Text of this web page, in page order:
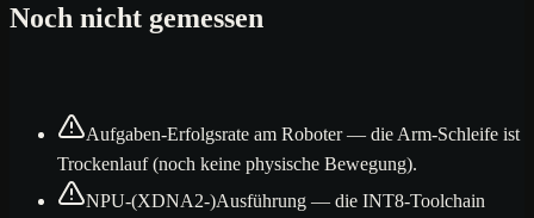
Noch nicht gemessen
Aufgaben-Erfolgsrate am Roboter — die Arm-Schleife ist
Trockenlauf (noch keine physische Bewegung).
NPU-(XDNA2-)Ausführung — die INT8-Toolchain